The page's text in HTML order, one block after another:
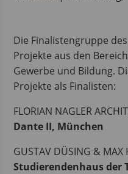
Die Finalistengruppe
Projekte aus den
Gewerbe und Bildung.
Projekte als Finalisten:
FLORIAN NAGLER
Dante II, München
GUSTAV DÜSING & MAX
Studierendenhaus der